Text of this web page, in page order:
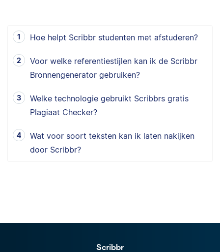
Hoe helpt Scribbr studenten met afstuderen?
Voor welke referentiestijlen kan ik de Scribbr
Bronnengenerator gebruiken?
Welke technologie gebruikt Scribbrs gratis
Plagiaat Checker?
Wat voor soort teksten kan ik laten nakijken
door Scribbr?
Scribbr